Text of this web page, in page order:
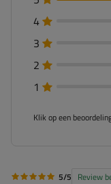
4
3
2
1
Klik op een
5/5 Review